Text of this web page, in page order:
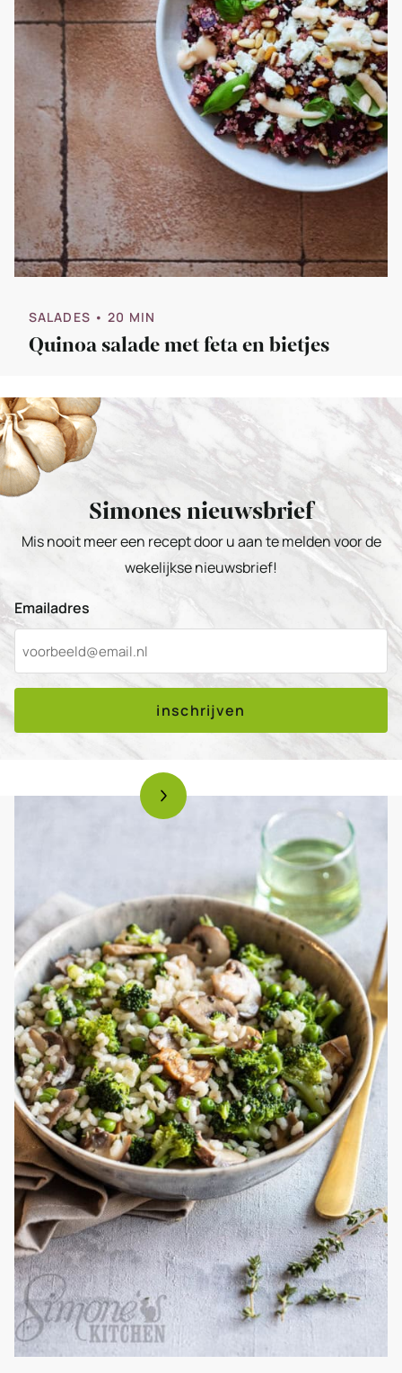
SALADES • 20 MIN
Quinoa salade met feta en bietjes
Simones nieuwsbrief
Mis nooit meer een recept door u aan te melden voor de
wekelijkse nieuwsbrief!
Emailadres
inschrijven